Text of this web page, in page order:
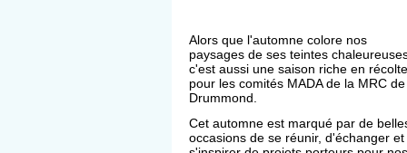
Alors que l'automne colore nos
paysages de ses teintes
c'est aussi une saison riche en
pour les comités MADA de la MRC de
Drummond.
Cet automne est marqué par de
occasions de se réunir, d'échanger et